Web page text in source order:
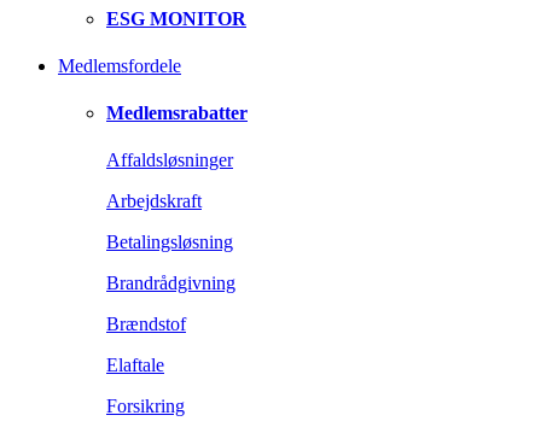
ESG MONITOR
Medlemsfordele
Medlemsrabatter
Affaldsløsninger
Arbejdskraft
Betalingsløsning
Brandrådgivning
Brændstof
Elaftale
Forsikring